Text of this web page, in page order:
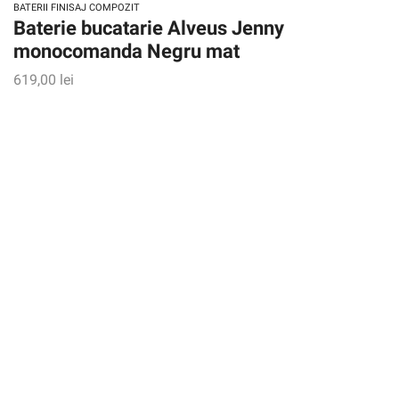
BATERII FINISAJ COMPOZIT
Baterie bucatarie Alveus Jenny
monocomanda Negru mat
619,00 lei